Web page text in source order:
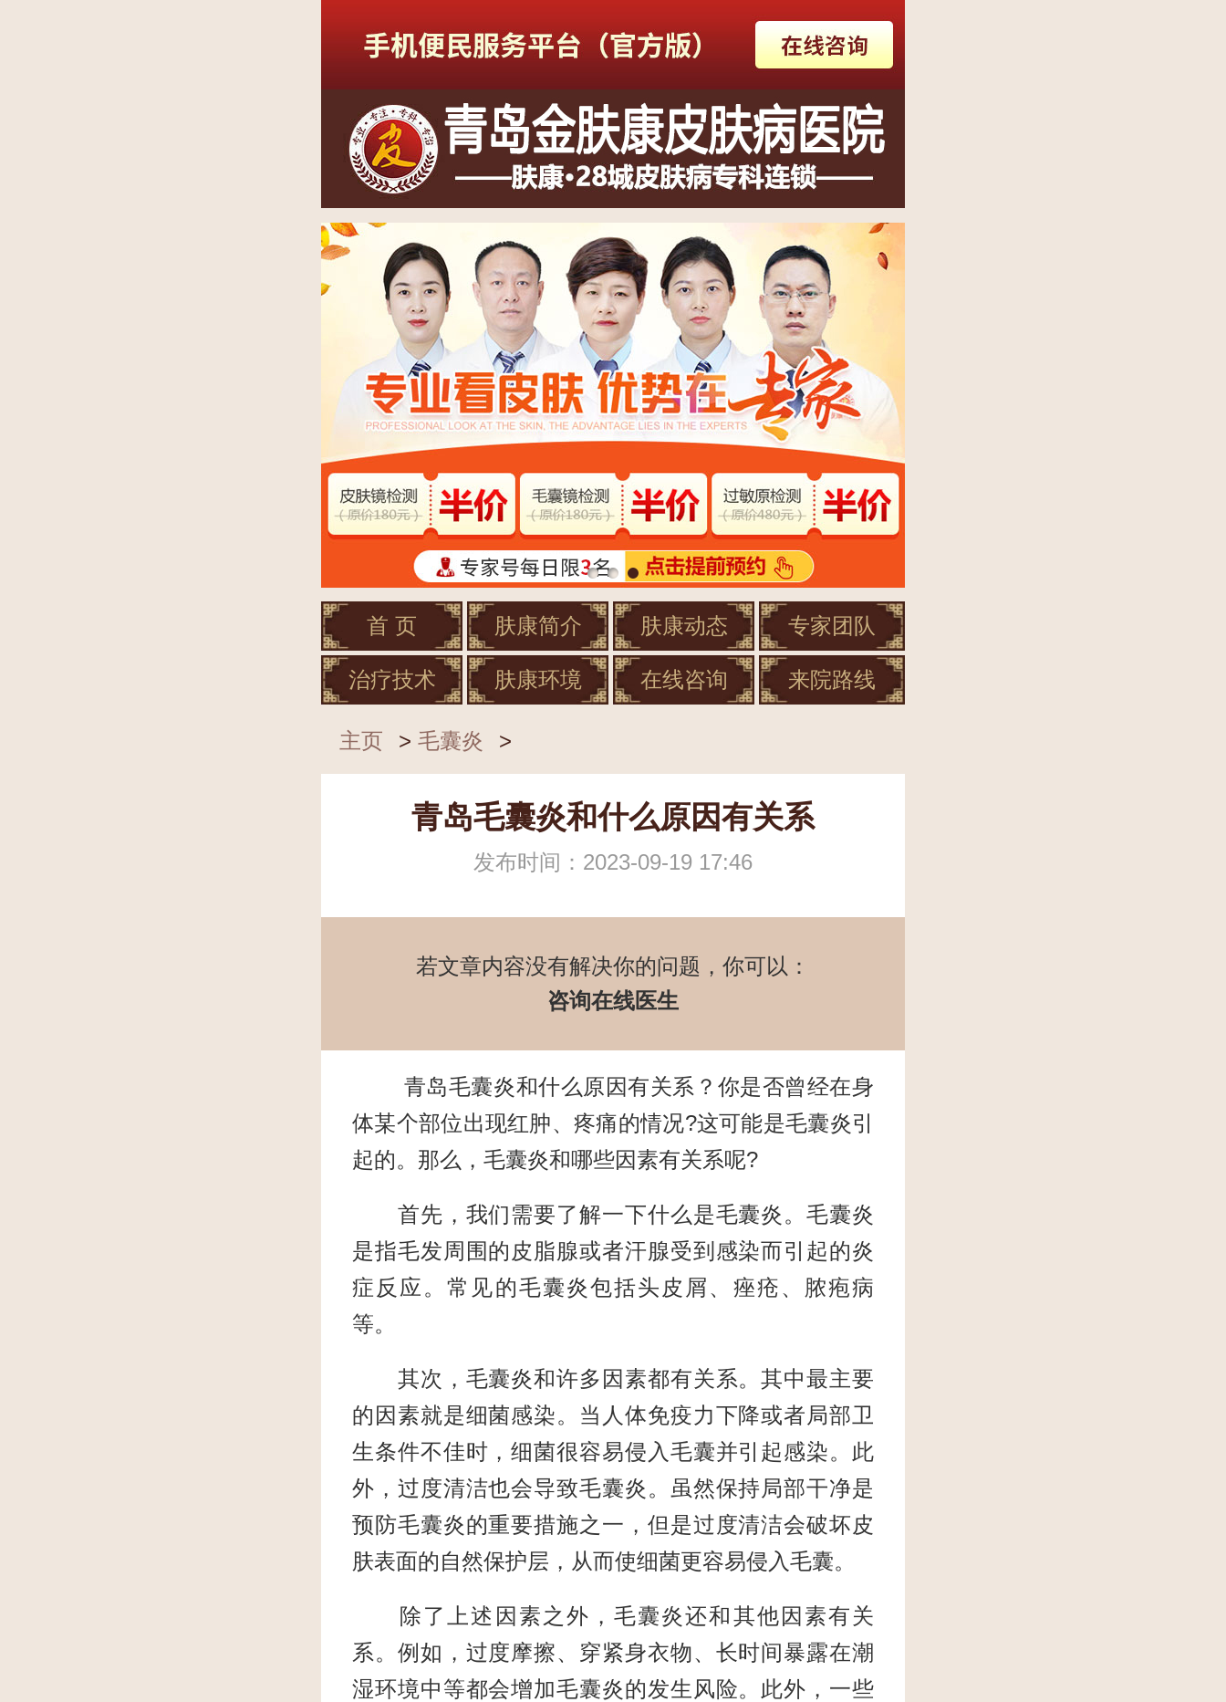
首 页 肤康简介 肤康动态 专家团队
治疗技术 肤康环境 在线咨询 来院路线
主页 > 毛囊炎 >
青岛毛囊炎和什么原因有关系
发布时间：2023-09-19 17:46
若文章内容没有解决你的问题，你可以：
咨询在线医生
青岛毛囊炎和什么原因有关系？你是否曾经在身
体某个部位出现红肿、疼痛的情况?这可能是毛囊炎引
起的。那么，毛囊炎和哪些因素有关系呢?
首先，我们需要了解一下什么是毛囊炎。毛囊炎
是指毛发周围的皮脂腺或者汗腺受到感染而引起的炎
症反应。常见的毛囊炎包括头皮屑、痤疮、脓疱病
等。
其次，毛囊炎和许多因素都有关系。其中最主要
的因素就是细菌感染。当人体免疫力下降或者局部卫
生条件不佳时，细菌很容易侵入毛囊并引起感染。此
外，过度清洁也会导致毛囊炎。虽然保持局部干净是
预防毛囊炎的重要措施之一，但是过度清洁会破坏皮
肤表面的自然保护层，从而使细菌更容易侵入毛囊。
除了上述因素之外，毛囊炎还和其他因素有关
系。例如，过度摩擦、穿紧身衣物、长时间暴露在潮
湿环境中等都会增加毛囊炎的发生风险。此外，一些